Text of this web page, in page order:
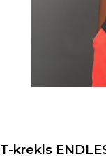
T-krekls